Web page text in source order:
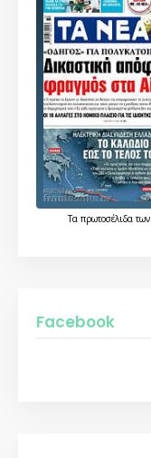
Τα πρωτοσέλιδατων
Facebook